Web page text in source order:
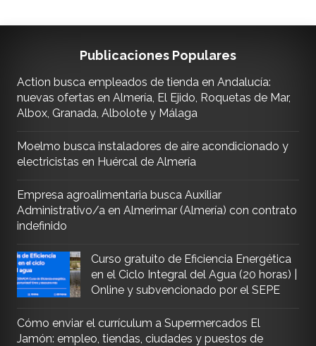
Publicaciones Populares
Action busca empleados de tienda en Andalucía:
nuevas ofertas en Almería, El Ejido, Roquetas de Mar,
Albox, Granada, Albolote y Málaga
Moelmo busca instaladores de aire acondicionado y
electricistas en Huércal de Almería
Empresa agroalimentaria busca Auxiliar
Administrativo/a en Almerimar (Almería) con contrato
indefinido
Curso gratuito de Eficiencia Energética
en el Ciclo Integral del Agua (20 horas) |
Online y subvencionado por el SEPE
Cómo enviar el currículum a Supermercados El
Jamón: empleo, tiendas, ciudades y puestos de